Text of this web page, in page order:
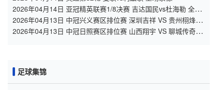
2026年04月14日 亚冠精英联赛1/8决赛 吉达国民vs杜海勒 全场
录像
2026年04月13日 中冠兴义赛区排位赛 深圳吉祥 VS 贵州栩烽棠
全场录像
2026年04月13日 中冠日照赛区排位赛 山西翔宇 VS 聊城传奇 全
足球集锦